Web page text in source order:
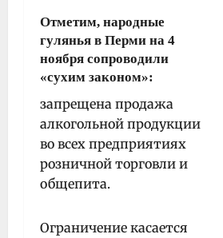
Отметим, народные
гулянья в Перми на 4
ноября сопроводили
«сухим законом»:
запрещена продажа
алкогольной продукции
во всех предприятиях
розничной торговли и
общепита.
Ограничение касается